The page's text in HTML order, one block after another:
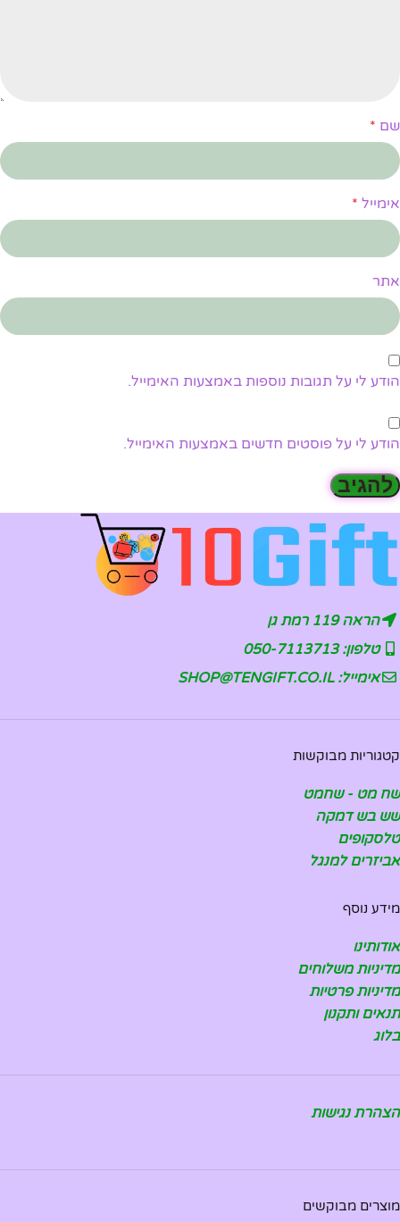
שם *
אימייל *
אתר
הודע לי על תגובות נוספות באמצעות האימייל.
הודע לי על פוסטים חדשים באמצעות האימייל.
הראה 119 רמת גן
טלפון: 050-7113713
אימייל: SHOP@TENGIFT.CO.IL
קטגוריות מבוקשות
שח מט - שחמט
שש בש דמקה
טלסקופים
אביזרים למנגל
מידע נוסף
אודותינו
מדיניות משלוחים
מדיניות פרטיות
תנאים ותקנון
בלוג
הצהרת נגישות
מוצרים מבוקשים